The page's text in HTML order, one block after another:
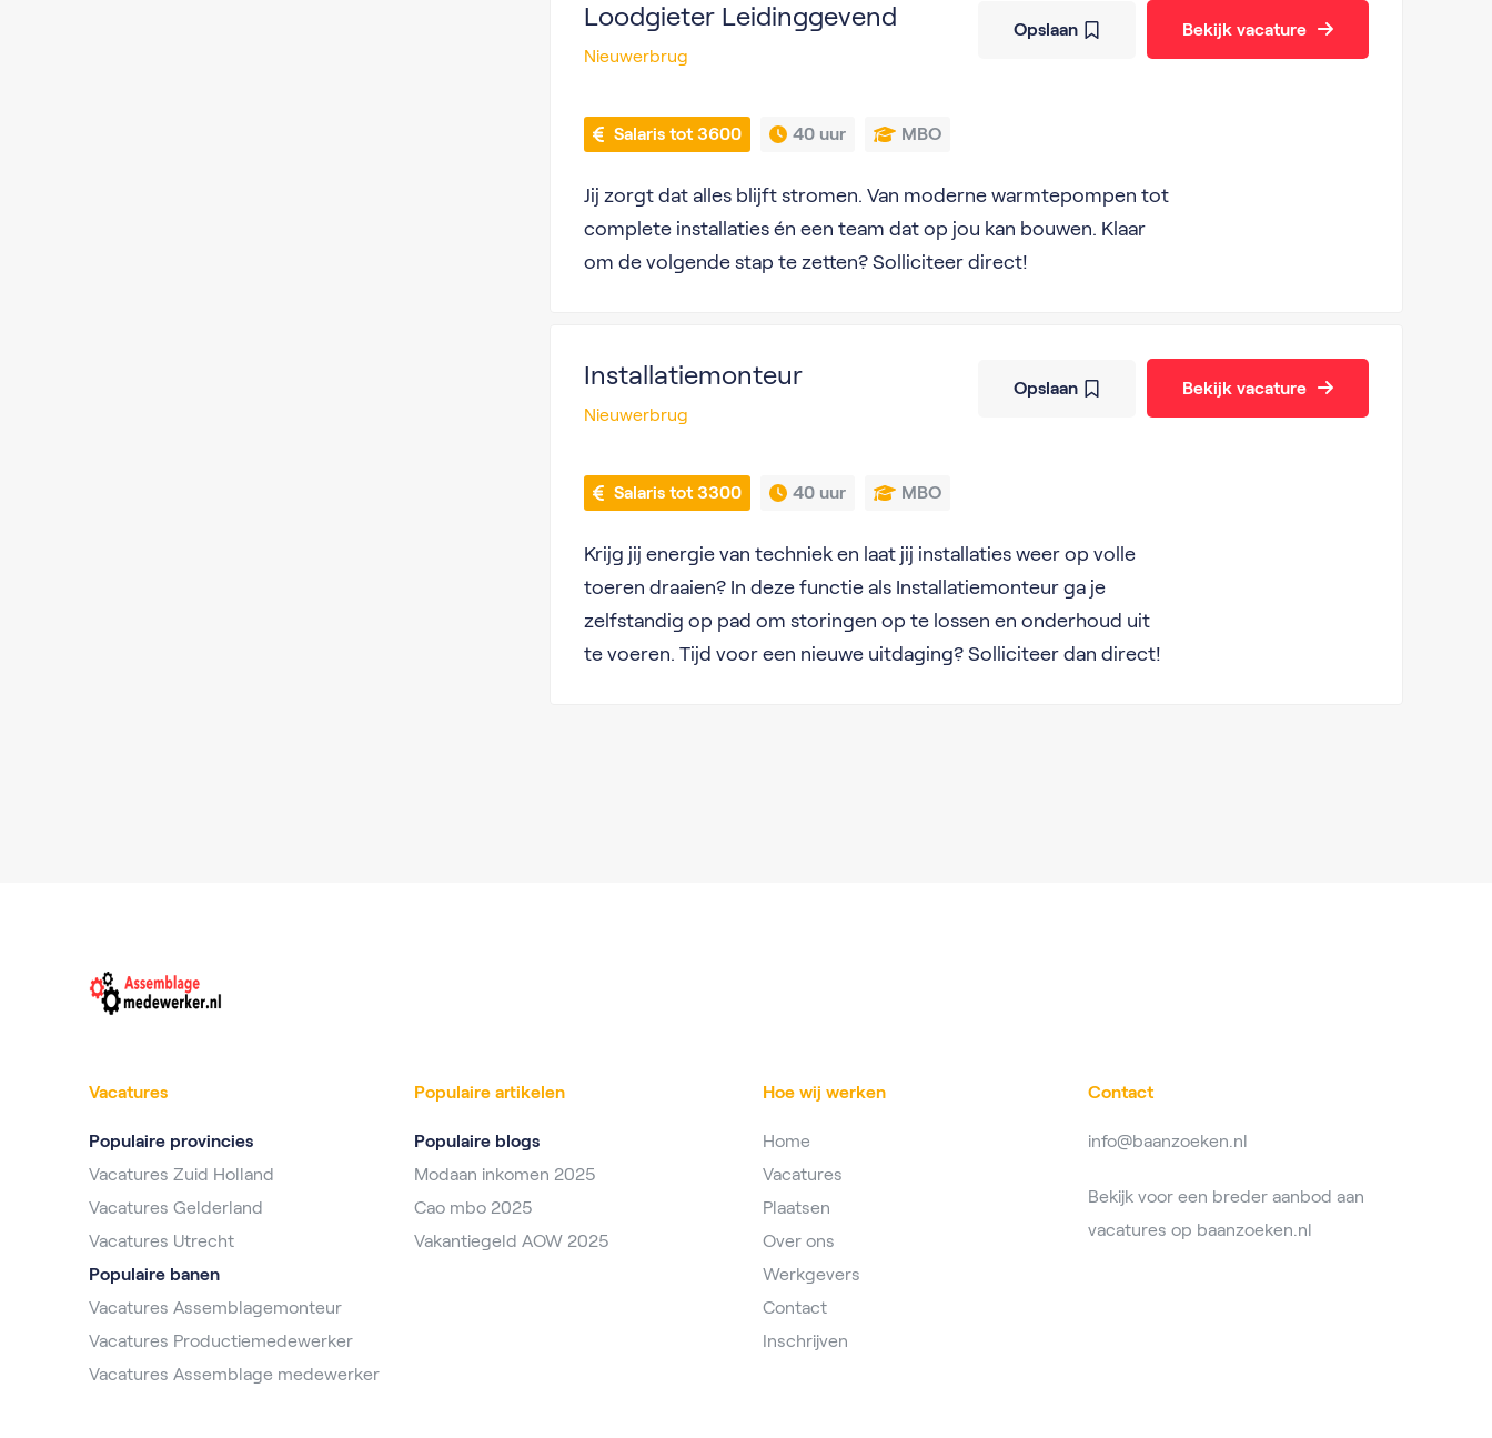
Loodgieter Leidinggevend
Nieuwerbrug
Salaris tot 3600 40 uur MBO
Jij zorgt dat alles blijft stromen. Van moderne warmtepompen tot
complete installaties én een team dat op jou kan bouwen. Klaar
om de volgende stap te zetten? Solliciteer direct!
Opslaan Bekijk vacature
Installatiemonteur
Nieuwerbrug
Salaris tot 3300 40 uur MBO
Krijg jij energie van techniek en laat jij installaties weer op volle
toeren draaien? In deze functie als Installatiemonteur ga je
zelfstandig op pad om storingen op te lossen en onderhoud uit
te voeren. Tijd voor een nieuwe uitdaging? Solliciteer dan direct!
Opslaan Bekijk vacature
Vacatures
Populaire provincies
Vacatures Zuid Holland
Vacatures Gelderland
Vacatures Utrecht
Populaire banen
Vacatures Assemblagemonteur
Vacatures Productiemedewerker
Vacatures Assemblage medewerker
Populaire artikelen
Populaire blogs
Modaan inkomen 2025
Cao mbo 2025
Vakantiegeld AOW 2025
Hoe wij werken
Home
Vacatures
Plaatsen
Over ons
Werkgevers
Contact
Inschrijven
Contact
info@baanzoeken.nl
Bekijk voor een breder aanbod aan
vacatures op baanzoeken.nl